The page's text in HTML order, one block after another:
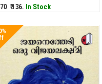
₹ 136. In Stock